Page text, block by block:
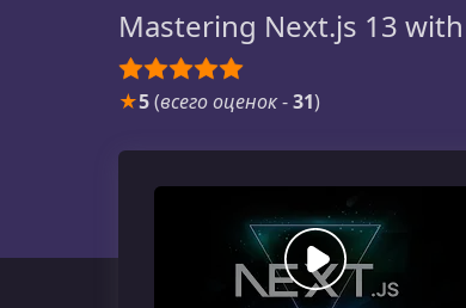
Mastering Next.js 13
★5(всего оценок-31)